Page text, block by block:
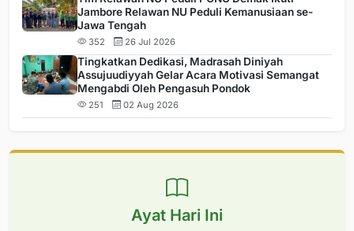
Jambore Relawan NU Peduli Kemanusiaan se-
Jawa Tengah
352 26 Jul 2026
Tingkatkan Dedikasi, Madrasah Diniyah
Assujuudiyyah Gelar Acara Motivasi Semangat
Mengabdi Oleh Pengasuh Pondok
251 02 Aug 2026
Ayat Hari Ini